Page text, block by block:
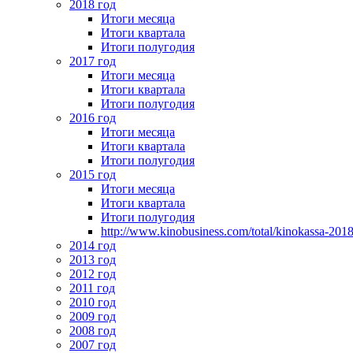
2018 год
Итоги месяца
Итоги квартала
Итоги полугодия
2017 год
Итоги месяца
Итоги квартала
Итоги полугодия
2016 год
Итоги месяца
Итоги квартала
Итоги полугодия
2015 год
Итоги месяца
Итоги квартала
Итоги полугодия
http://www.kinobusiness.com/total/kinokassa-
2014 год
2013 год
2012 год
2011 год
2010 год
2009 год
2008 год
2007 год